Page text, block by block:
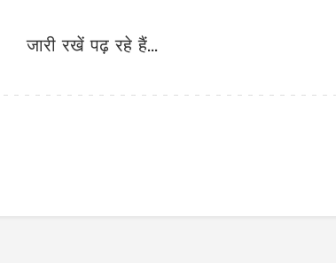
जारी रखें पढ़ रहे हैं...